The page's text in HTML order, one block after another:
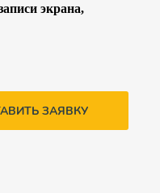
экрана,
ЗАЯВКУ